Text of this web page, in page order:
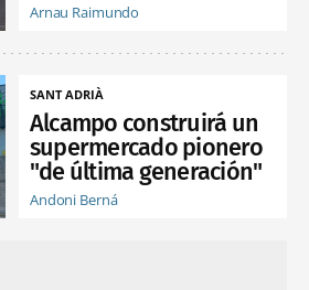
Arnau Raimundo
SANT ADRIÀ
Alcampo construirá un
supermercado pionero
"de última generación"
Andoni Berná